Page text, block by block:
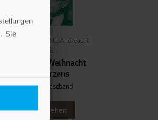
Sie
Peter Suchla, Andreas R.
Batlogg SJ
der stillen Weihnacht
unseres Herzens
Hardcover mit Leseband
Im Shop ansehen